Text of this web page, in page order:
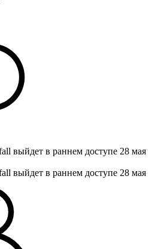
выйдет в раннем доступе 28 мая
выйдет в раннем доступе 28 мая